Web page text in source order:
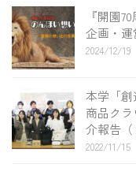
『開園
企画・運
2024/12/19
本学「
商品ク
介報告（
2022/11/15